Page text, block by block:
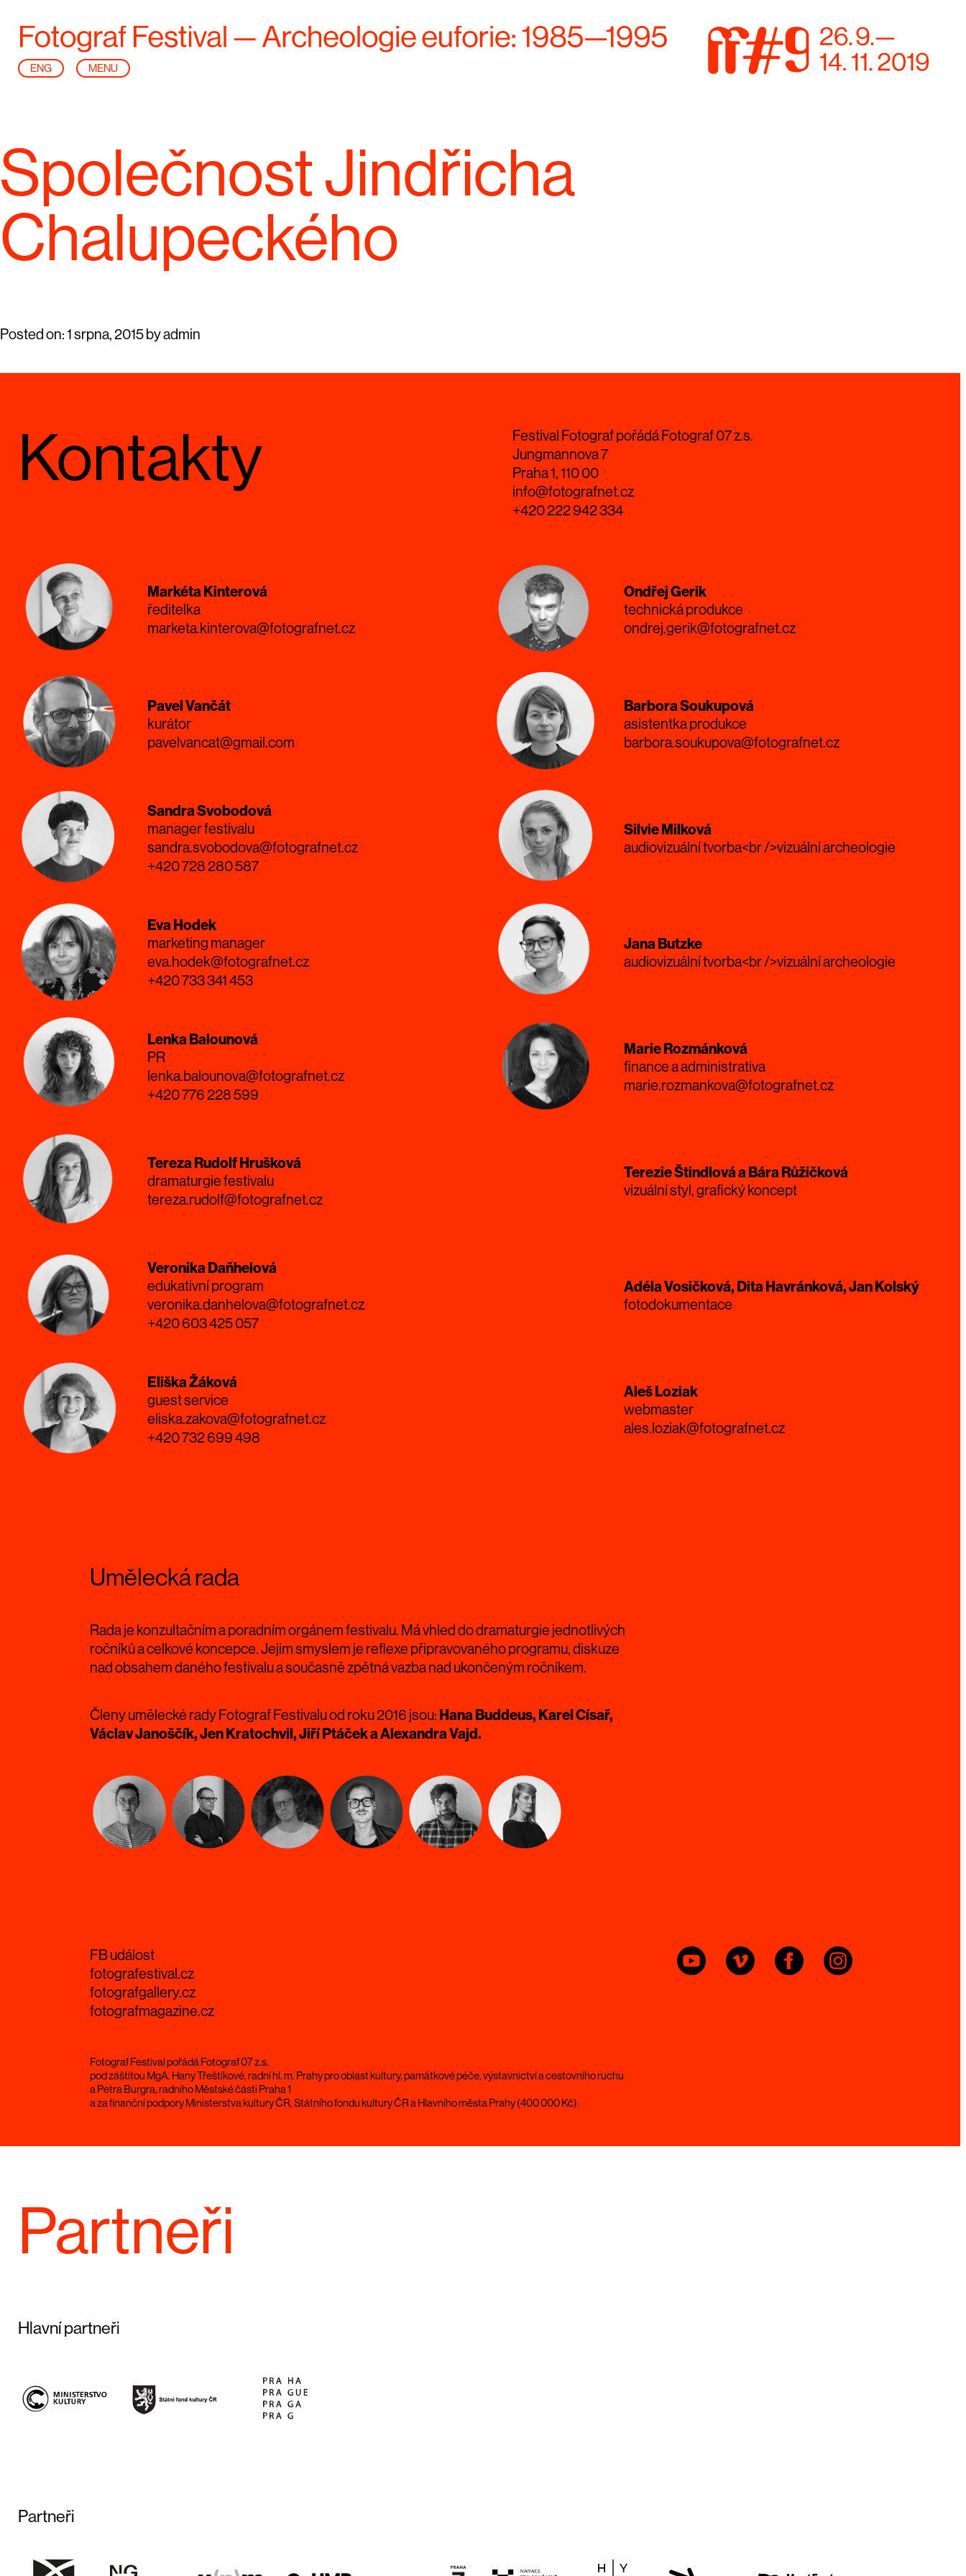
ENG MENU
Společnost Jindřicha
Chalupeckého
Posted on: 1 srpna, 2015 byadmin
Kontakty
Festival Fotograf pořádá Fotograf 07 z.s.
Jungmannova 7
Praha 1, 110 00
info@fotografnet.cz
+420 222 942 334
Markéta Kinterová
ředitelka
marketa.kinterova@fotografnet.cz
Pavel Vančát
kurátor
pavelvancat@gmail.com
Sandra Svobodová
manager festivalu
sandra.svobodova@fotografnet.cz
+420 728 280 587
Eva Hodek
marketing manager
eva.hodek@fotografnet.cz
+420 733 341 453
Lenka Balounová
PR
lenka.balounova@fotografnet.cz
+420 776 228 599
Tereza Rudolf Hrušková
dramaturgie festivalu
tereza.rudolf@fotografnet.cz
Veronika Daňhelová
edukativní program
veronika.danhelova@fotografnet.cz
+420 603 425 057
Eliška Žáková
guest service
eliska.zakova@fotografnet.cz
+420 732 699 498
Ondřej Gerik
technická produkce
ondrej.gerik@fotografnet.cz
Barbora Soukupová
asistentka produkce
barbora.soukupova@fotografnet.cz
Silvie Milková
audiovizuální tvorba<br />vizuální archeologie
Jana Butzke
audiovizuální tvorba<br />vizuální archeologie
Marie Rozmánková
finance a administrativa
marie.rozmankova@fotografnet.cz
Terezie Štindlová a Bára Růžičková
vizuální styl, grafický koncept
Adéla Vosičková, Dita Havránková, Jan Kolský
fotodokumentace
Aleš Loziak
webmaster
ales.loziak@fotografnet.cz
Umělecká rada
Rada je konzultačním a poradním orgánem festivalu. Má vhled do dramaturgie jednotlivých
ročníků a celkové koncepce. Jejím smyslem je reflexe připravovaného programu, diskuze
nad obsahem daného festivalu a současně zpětná vazba nad ukončeným ročníkem.
Členy umělecké rady Fotograf Festivalu od roku 2016 jsou: Hana Buddeus, Karel Císař,
Václav Janoščík, Jen Kratochvil, Jiří Ptáček a Alexandra Vajd.
FB událost
fotografestival.cz
fotografgallery.cz
fotografmagazine.cz
Fotograf Festival pořádá Fotograf 07 z.s.
pod záštitou MgA. Hany Třeštíkové, radní hl. m. Prahy pro oblast kultury, památkové péče, výstavnictví a cestovního ruchu
a Petra Burgra, radního Městské části Praha 1
a za finanční podpory Ministerstva kultury ČR, Státního fondu kultury ČR a Hlavního města Prahy (400 000 Kč).
Partneři
Hlavní partneři
Partneři